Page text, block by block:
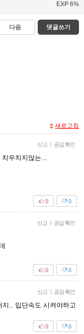
EXP 6%
다음 댓글쓰기
새로고침
신고 공감 확인
우치지않는...
0
0
신고 공감 확인
0
0
신고 공감 확인
.. 입단속도 시켜야하고
0
0